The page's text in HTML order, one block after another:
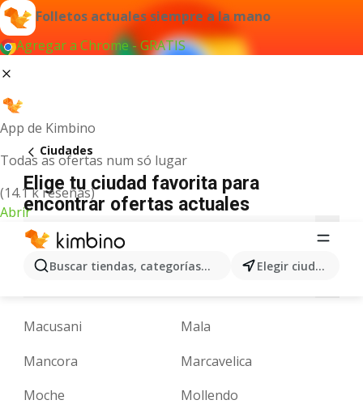
Folletos actuales siempre a la mano
Agregar a Chrome - GRATIS
App de Kimbino
Todas as ofertas num só lugar
(14.1 k reseñas)
Abrir
Buscar tiendas, categorías, productos... Elegir ciudad
Ciudades
Elige tu ciudad favorita para
encontrar ofertas actuales
A B C
N
O
P R S T V Y Z
Macusani
Mala
Mancora
Marcavelica
Moche
Mollendo